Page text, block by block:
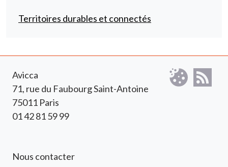
Territoires durables et connectés
Avicca
71, rue du Faubourg Saint-Antoine
75011 Paris
01 42 81 59 99
Footer 1 Avicca
Nous contacter